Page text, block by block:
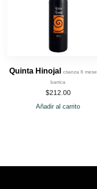
Quinta Hinojal
crianza 6
barrica
$212.00
Añadir al carrito